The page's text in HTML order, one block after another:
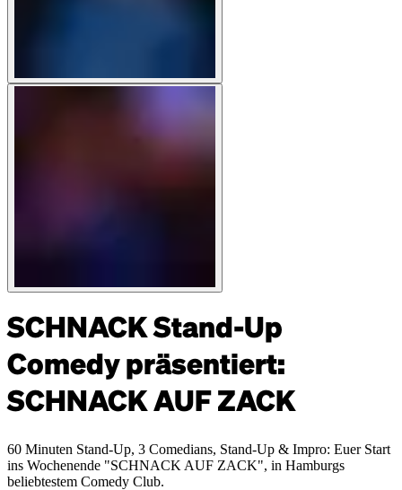
SCHNACK Stand-Up
Comedy präsentiert:
SCHNACK AUF ZACK
60 Minuten Stand-Up, 3 Comedians, Stand-Up & Impro: Euer Start
ins Wochenende "SCHNACK AUF ZACK", in Hamburgs
beliebtestem Comedy Club.